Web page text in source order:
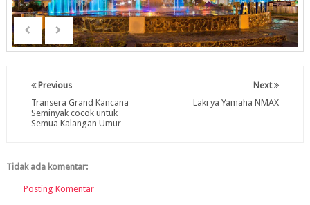
Next
Laki ya Yamaha NMAX
Previous
Transera Grand Kancana
Seminyak cocok untuk
Semua Kalangan Umur
Tidak ada komentar:
Posting Komentar